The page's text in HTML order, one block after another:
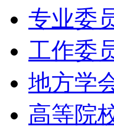
专业委
工作委
地方学
高等院